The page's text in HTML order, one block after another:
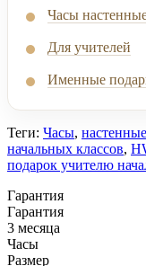
Часы
Для учителей
Именные
Теги: Часы,
начальных классов,
подарок учителю
Гарантия
Гарантия
3 месяца
Часы
Размер